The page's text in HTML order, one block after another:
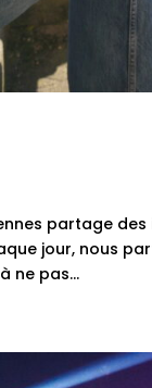
partage
jour, nous
ne pas...